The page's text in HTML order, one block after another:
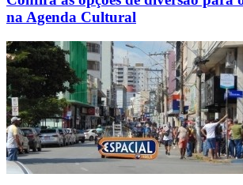
na Agenda Cultural